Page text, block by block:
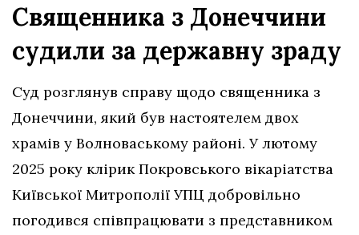
Священника з Донеччини
судили за державну зраду
Суд розглянув справу щодо священника з
Донеччини, який був настоятелем двох
храмів у Волноваському районі. У лютому
2025 року клірик Покровського вікаріатства
Київської Митрополії УПЦ добровільно
погодився співпрацювати з представником